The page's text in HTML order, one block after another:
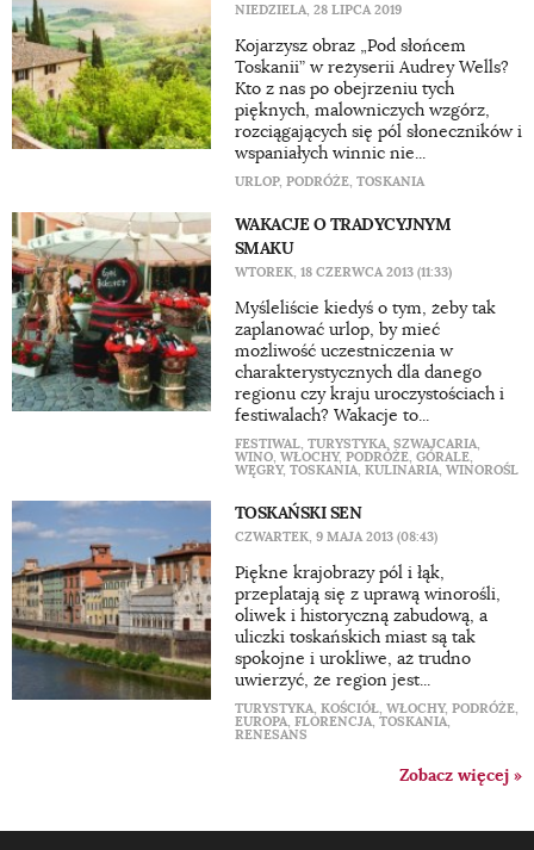
NIEDZIELA, 28 LIPCA 2019
Kojarzysz obraz „Pod słońcem
Toskanii” w reżyserii Audrey Wells?
Kto z nas po obejrzeniu tych
pięknych, malowniczych wzgórz,
rozciągających się pól słoneczników i
wspaniałych winnic nie...
URLOP, PODRÓŻE, TOSKANIA
WAKACJE O TRADYCYJNYM
SMAKU
WTOREK, 18 CZERWCA 2013 (11:33)
Myśleliście kiedyś o tym, żeby tak
zaplanować urlop, by mieć
możliwość uczestniczenia w
charakterystycznych dla danego
regionu czy kraju uroczystościach i
festiwalach? Wakacje to...
FESTIWAL, TURYSTYKA, SZWAJCARIA,
WINO, WŁOCHY, PODRÓŻE, GÓRALE,
WĘGRY, TOSKANIA, KULINARIA, WINOROŚL
TOSKAŃSKI SEN
CZWARTEK, 9 MAJA 2013 (08:43)
Piękne krajobrazy pól i łąk,
przeplatają się z uprawą winorośli,
oliwek i historyczną zabudową, a
uliczki toskańskich miast są tak
spokojne i urokliwe, aż trudno
uwierzyć, że region jest...
TURYSTYKA, KOŚCIÓŁ, WŁOCHY, PODRÓŻE,
EUROPA, FLORENCJA, TOSKANIA,
RENESANS
Zobacz więcej »